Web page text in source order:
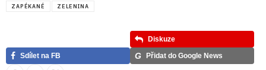
ZAPÉKANÉ ZELENINA
Diskuze
Sdílet na FB
G Přidat do Google News